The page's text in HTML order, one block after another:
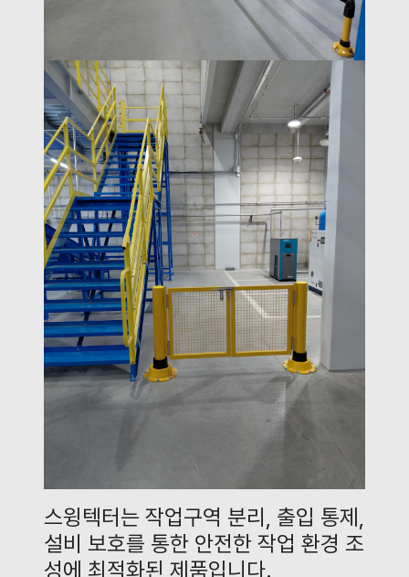
스윙텍터는 작업구역 분리 , 출입 통제 ,
설비 보호를 통한 안전한 작업 환경 조
성에 최적화된 제품입니다.